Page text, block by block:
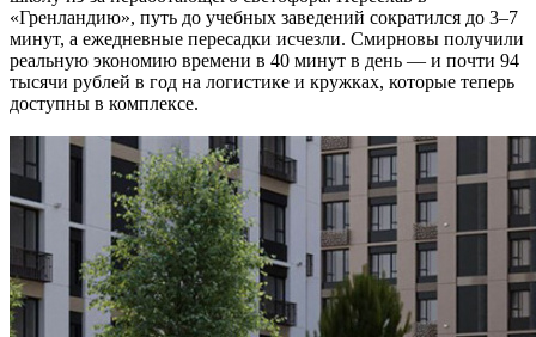
«Гренландию», путь до учебных заведений сократился до 3–7
минут, а ежедневные пересадки исчезли. Смирновы получили
реальную экономию времени в 40 минут в день — и почти 94
тысячи рублей в год на логистике и кружках, которые теперь
доступны в комплексе.